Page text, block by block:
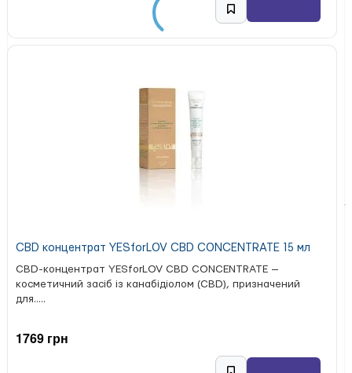
CBD концентрат YESforLOV CBD CONCENTRATE 15 мл
CBD-концентрат YESforLOV CBD CONCENTRATE —
косметичний засіб із канабідіолом (CBD), призначений
для.....
1769 грн